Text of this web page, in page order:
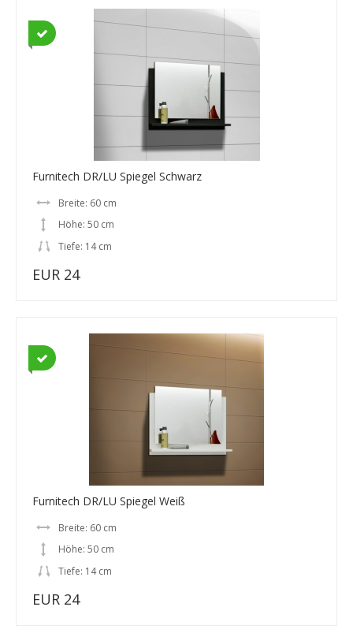
Furnitech DR/LU Spiegel Schwarz
Breite: 60 cm
Höhe: 50 cm
Tiefe: 14 cm
EUR 24
Furnitech DR/LU Spiegel Weiß
Breite: 60 cm
Höhe: 50 cm
Tiefe: 14 cm
EUR 24